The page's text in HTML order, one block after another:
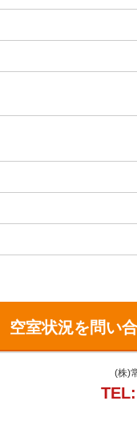
空室状況を問い
(株)